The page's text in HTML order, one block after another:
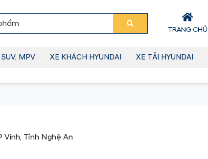
TRANG CHỦ
MPV XE KHÁCH HYUNDAI XE TẢI HYUNDAI
Vinh, Tỉnh Nghệ An